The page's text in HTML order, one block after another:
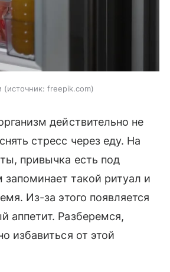
источник: freepik.com
действительно не
стресс через еду. На
привычка есть под
такой ритуал и
Из-за этого появляется
аппетит. Разберемся,
избавиться от этой